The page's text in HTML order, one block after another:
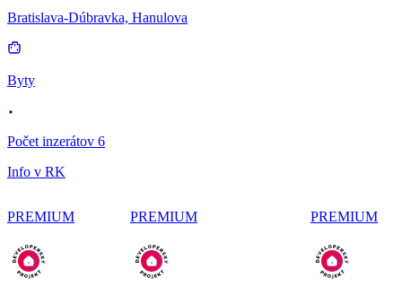
Bratislava-Dúbravka, Hanulova
Byty
Počet inzerátov 6
Info v RK
PREMIUM PREMIUM PREMIUM